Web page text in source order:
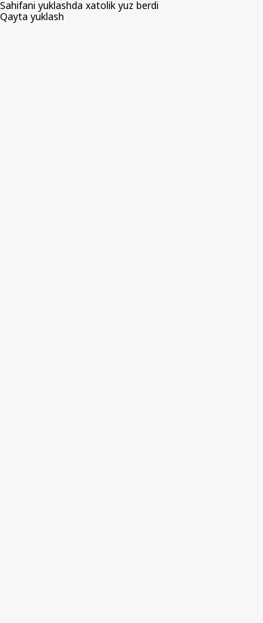
Sahifani yuklashda xatolik yuz berdi
Qayta yuklash